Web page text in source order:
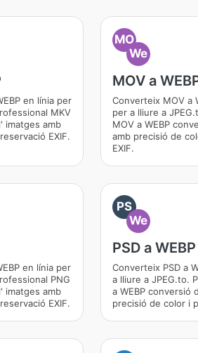
en línia per
MKV
imatges amb
EXIF.
MO
We
MOV a
Converteix MOV a
per a lliure a
MOV a WEBP
amb precisió de
EXIF.
en línia per
PNG
imatges amb
EXIF.
PS
We
PSD a WEBP
Converteix PSD a
a lliure a JPEG.to.
a WEBP conversió
precisió de color i